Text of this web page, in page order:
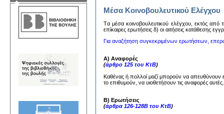
Μέσα Κοινοβουλευτικού Ελέγχου
Tα μέσα κoινoβoυλευτικoύ ελέγχoυ, εκτός από
επίκαιρες ερωτήσεις δ) oι αιτήσεις κατάθεσης
Για αναζήτηση συγκεκριμένων ερωτήσεων,
Α) Αναφορές
(άρθρο 125 του ΚτΒ)
Καθένας ή πολλοί μαζί μπορούν να
το επιθυμούν, να υιοθετήσουν τις αναφορές
Β) Ερωτήσεις
(άρθρα 126-128Β του ΚτΒ)